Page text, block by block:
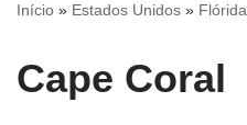
Início » Estados Unidos » Flórida
Cape Coral